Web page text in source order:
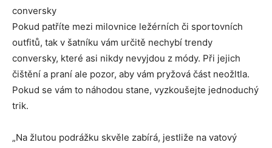
conversky
Pokud patříte mezi milovnice ležérních či sportovních
outfitů, tak v šatníku vám určitě nechybí trendy
conversky, které asi nikdy nevyjdou z módy. Při jejich
čištění a praní ale pozor, aby vám pryžová část neožltla.
Pokud se vám to náhodou stane, vyzkoušejte jednoduchý
trik.
„Na žlutou podrážku skvěle zabírá, jestliže na vatový